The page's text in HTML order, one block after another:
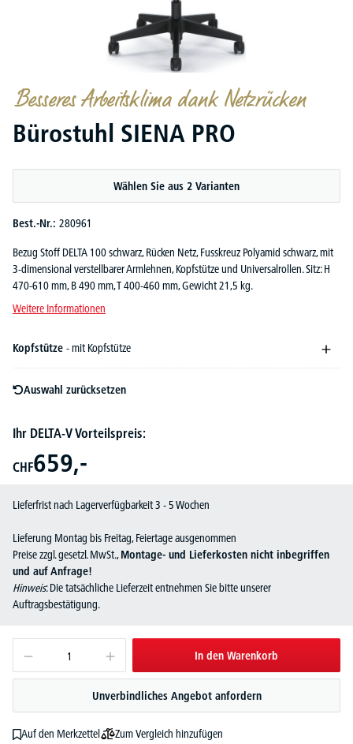
Besseres Arbeitsklima dank Netzrücken
Bürostuhl SIENA PRO
Wählen Sie aus 2 Varianten
Best.-Nr.: 280961
Bezug Stoff DELTA 100 schwarz, Rücken Netz, Fusskreuz Polyamid schwarz, mit
3-dimensional verstellbarer Armlehnen, Kopfstütze und Universalrollen. Sitz: H
470-610 mm, B 490 mm, T 400-460 mm, Gewicht 21,5 kg.
Weitere Informationen
Kopfstütze - mit Kopfstütze
Auswahl zurücksetzen
Ihr DELTA-V Vorteilspreis:
CHF659,-
Lieferfrist nach Lagerverfügbarkeit 3 - 5 Wochen
Lieferung Montag bis Freitag, Feiertage ausgenommen
Preise zzgl. gesetzl. MwSt.,Montage- und Lieferkosten nicht inbegriffen
und auf Anfrage!
Hinweis: Die tatsächliche Lieferzeit entnehmen Sie bitte unserer
Auftragsbestätigung.
In den Warenkorb
Unverbindliches Angebot anfordern
Auf den Merkzettel Zum Vergleich hinzufügen